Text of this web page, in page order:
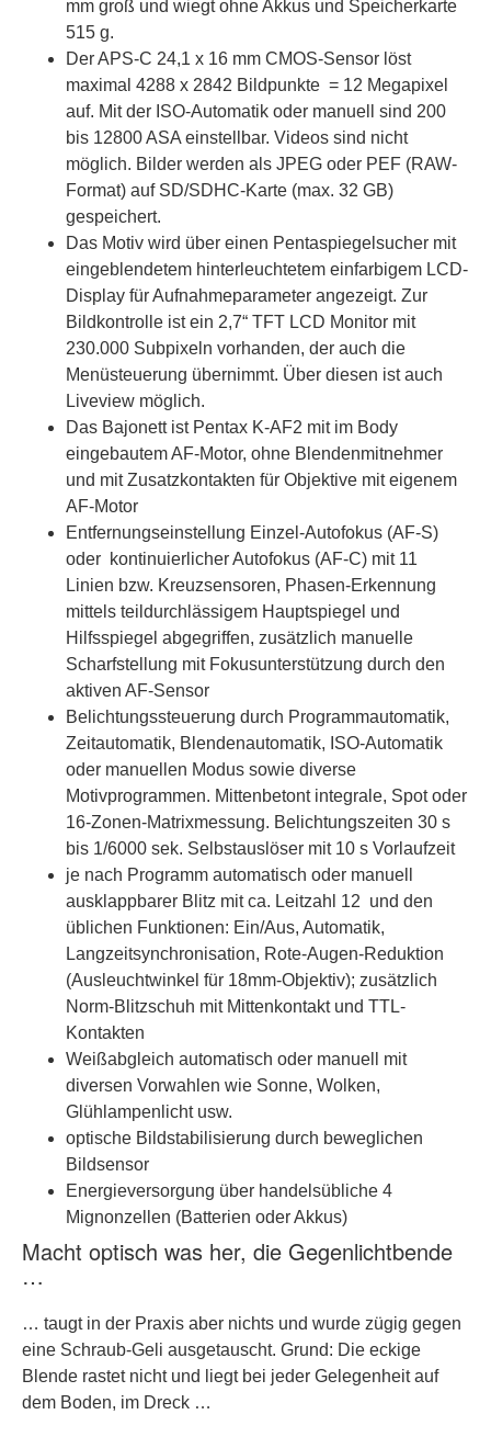
mm groß und wiegt ohne Akkus und Speicherkarte
515 g.
Der APS-C 24,1 x 16 mm CMOS-Sensor löst
maximal 4288 x 2842 Bildpunkte = 12 Megapixel
auf. Mit der ISO-Automatik oder manuell sind 200
bis 12800 ASA einstellbar. Videos sind nicht
möglich. Bilder werden als JPEG oder PEF (RAW-
Format) auf SD/SDHC-Karte (max. 32 GB)
gespeichert.
Das Motiv wird über einen Pentaspiegelsucher mit
eingeblendetem hinterleuchtetem einfarbigem LCD-
Display für Aufnahmeparameter angezeigt. Zur
Bildkontrolle ist ein 2,7“ TFT LCD Monitor mit
230.000 Subpixeln vorhanden, der auch die
Menüsteuerung übernimmt. Über diesen ist auch
Liveview möglich.
Das Bajonett ist Pentax K-AF2 mit im Body
eingebautem AF-Motor, ohne Blendenmitnehmer
und mit Zusatzkontakten für Objektive mit eigenem
AF-Motor
Entfernungseinstellung Einzel-Autofokus (AF-S)
oder kontinuierlicher Autofokus (AF-C) mit 11
Linien bzw. Kreuzsensoren, Phasen-Erkennung
mittels teildurchlässigem Hauptspiegel und
Hilfsspiegel abgegriffen, zusätzlich manuelle
Scharfstellung mit Fokusunterstützung durch den
aktiven AF-Sensor
Belichtungssteuerung durch Programmautomatik,
Zeitautomatik, Blendenautomatik, ISO-Automatik
oder manuellen Modus sowie diverse
Motivprogrammen. Mittenbetont integrale, Spot oder
16-Zonen-Matrixmessung. Belichtungszeiten 30 s
bis 1/6000 sek. Selbstauslöser mit 10 s Vorlaufzeit
je nach Programm automatisch oder manuell
ausklappbarer Blitz mit ca. Leitzahl 12 und den
üblichen Funktionen: Ein/Aus, Automatik,
Langzeitsynchronisation, Rote-Augen-Reduktion
(Ausleuchtwinkel für 18mm-Objektiv); zusätzlich
Norm-Blitzschuh mit Mittenkontakt und TTL-
Kontakten
Weißabgleich automatisch oder manuell mit
diversen Vorwahlen wie Sonne, Wolken,
Glühlampenlicht usw.
optische Bildstabilisierung durch beweglichen
Bildsensor
Energieversorgung über handelsübliche 4
Mignonzellen (Batterien oder Akkus)
Macht optisch was her, die Gegenlichtbende
…
… taugt in der Praxis aber nichts und wurde zügig gegen
eine Schraub-Geli ausgetauscht. Grund: Die eckige
Blende rastet nicht und liegt bei jeder Gelegenheit auf
dem Boden, im Dreck …